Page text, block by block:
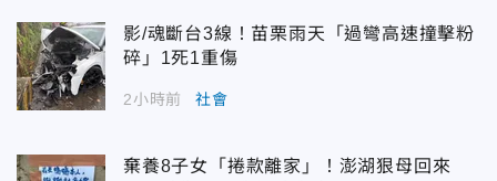
影/魂斷台3線！苗栗雨天「過彎高速撞擊粉
碎」1死1重傷
2小時前 社會
棄養8子女「捲款離家」！澎湖狠母回來